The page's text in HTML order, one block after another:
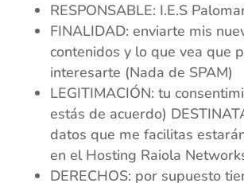
RESPONSABLE: I.E.S
FINALIDAD: enviarte mis
contenidos y lo que vea que
interesarte (Nada de SPAM)
LEGITIMACIÓN: tu
estás de acuerdo)
datos que me facilitas
en el Hosting Raiola
DERECHOS: por supuesto